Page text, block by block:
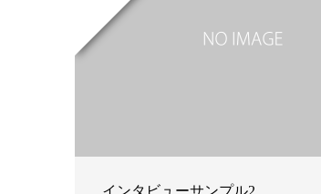
インタビューサンプル2